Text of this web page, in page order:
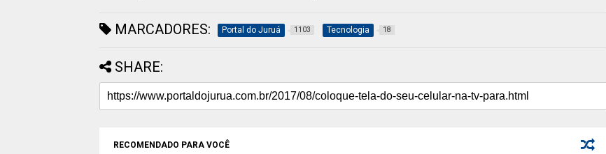
MARCADORES: Portal do Juruá 1103 Tecnologia 18
SHARE:
RECOMENDADO PARA VOCÊ